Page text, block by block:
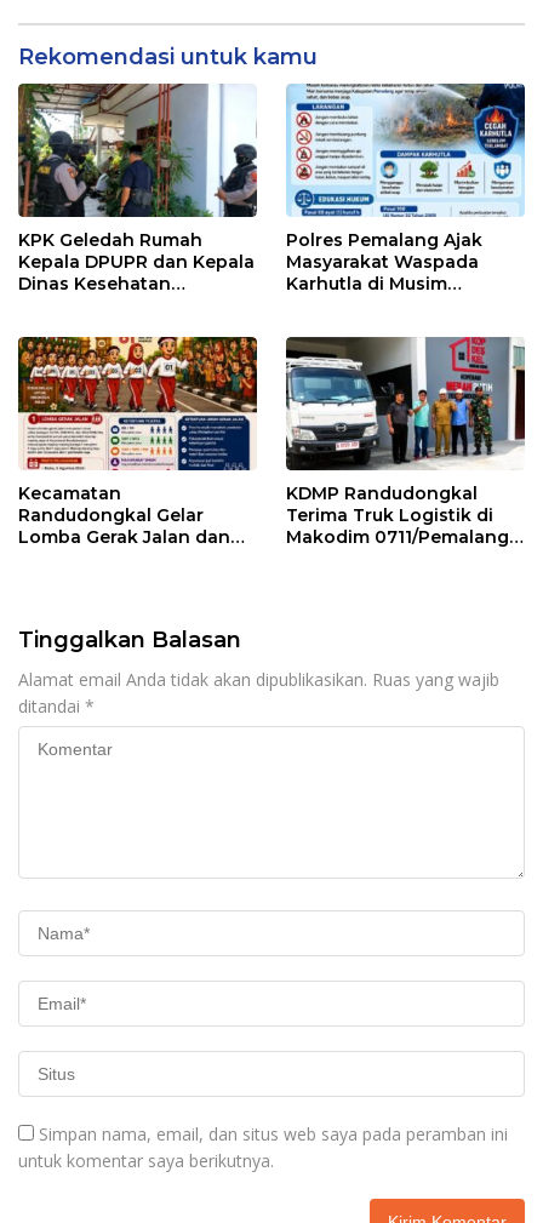
Rekomendasi untuk kamu
KPK Geledah Rumah
Kepala DPUPR dan Kepala
Dinas Kesehatan
Polres Pemalang Ajak
Masyarakat Waspada
Karhutla di Musim
Kecamatan
Randudongkal Gelar
Lomba Gerak Jalan dan
KDMP Randudongkal
Terima Truk Logistik di
Makodim 0711/Pemalang
Tinggalkan Balasan
Alamat email Anda tidak akan dipublikasikan. Ruas yang wajib
ditandai *
Simpan nama, email, dan situs web saya pada peramban ini
untuk komentar saya berikutnya.